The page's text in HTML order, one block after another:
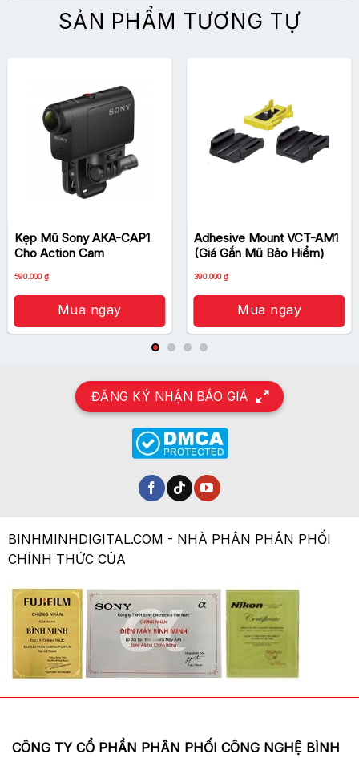
SẢN PHẨM TƯƠNG TỰ
Kẹp Mũ Sony AKA-CAP1
Cho Action Cam
590.000₫
Mua ngay
Adhesive Mount VCT-AM1
(Giá Gắn Mũ Bảo Hiểm)
390.000₫
Mua ngay
ĐĂNG KÝ NHẬN BÁO GIÁ
BINHMINHDIGITAL.COM - NHÀ PHÂN PHÂN PHỐI
CHÍNH THỨC CỦA
CÔNG TY CỔ PHẦN PHÂN PHỐI CÔNG NGHỆ BÌNH